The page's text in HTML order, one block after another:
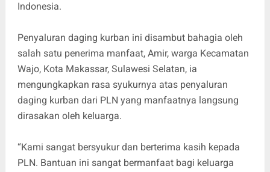
Indonesia.
Penyaluran daging kurban ini disambut bahagia oleh
salah satu penerima manfaat, Amir, warga Kecamatan
Wajo, Kota Makassar, Sulawesi Selatan, ia
mengungkapkan rasa syukurnya atas penyaluran
daging kurban dari PLN yang manfaatnya langsung
dirasakan oleh keluarga.
“Kami sangat bersyukur dan berterima kasih kepada
PLN. Bantuan ini sangat bermanfaat bagi keluarga